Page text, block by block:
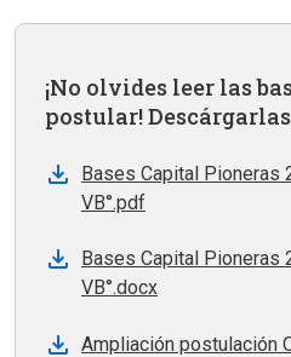
¡No olvides leer las
postular!
Bases Capital Pioneras
VB°.pdf
Bases Capital Pioneras
VB°.docx
Ampliación postulación